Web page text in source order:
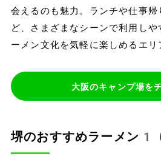
会えるのも魅力。ランチや仕事
ど、さまざまなシーンで利用し
ーメン文化を気軽に楽しめるエリ
大阪のキャンプ場を
堺のおすすめラーメン